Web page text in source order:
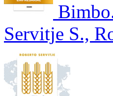
Servitje S.,